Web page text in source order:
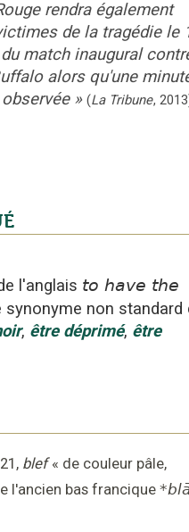
rendra également
de la tragédie le
match inaugural
alors qu'une
» (La Tribune, 2013
l'anglais to have the
synonyme non standard
, être déprimé, être
, blef « de couleur pâle,
l'ancien bas francique